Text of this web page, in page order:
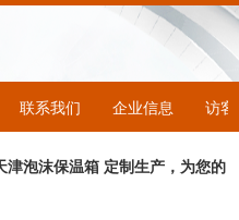
联系我们 企业信息 访客
津泡沫保温箱 定制生产，为您的